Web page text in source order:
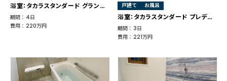
浴室：タカラスタンダード グランスパ
期間 ： 4日
費用 ： 220万円
戸建て お風呂
浴室：タカラスタンダード プレデンシア
期間 ： 3日
費用 ： 221万円